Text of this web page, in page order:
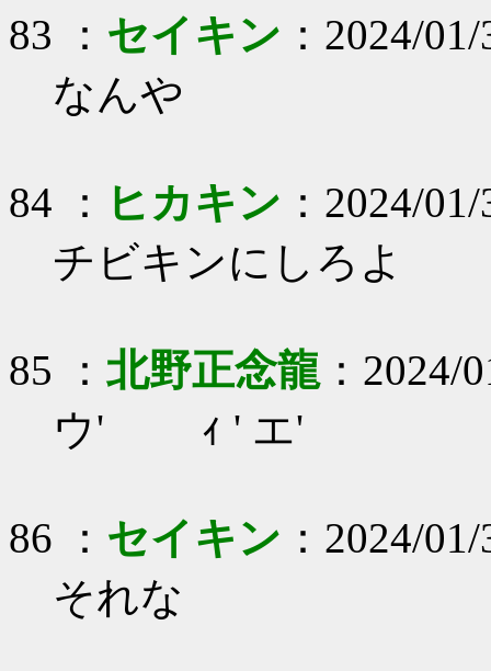
83 ： セイキン ：2024/
なんや
84 ： ヒカキン ：2024/
チビキンにしろよ
85 ： 北野正念龍：2024/
ウ' ｨ ' エ'
86 ： セイキン ：2024/
それな